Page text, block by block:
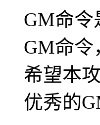
GM命令
GM命令
希望本
优秀的